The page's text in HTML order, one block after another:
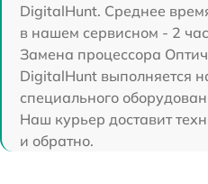
DigitalHunt. Среднее
в нашем сервисном - 2
Замена процессора
DigitalHunt выполняется
специального
Наш курьер доставит
и обратно.